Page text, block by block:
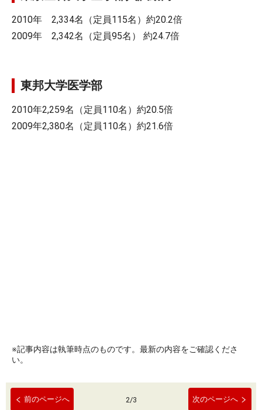
2010年 2,334名（定員115名）約20.2倍
2009年 2,342名（定員95名） 約24.7倍
東邦大学医学部
2010年2,259名（定員110名）約20.5倍
2009年2,380名（定員110名）約21.6倍
※記事内容は執筆時点のものです。最新の内容をご確認くださ
い。
前のページへ 2/3 次のページへ